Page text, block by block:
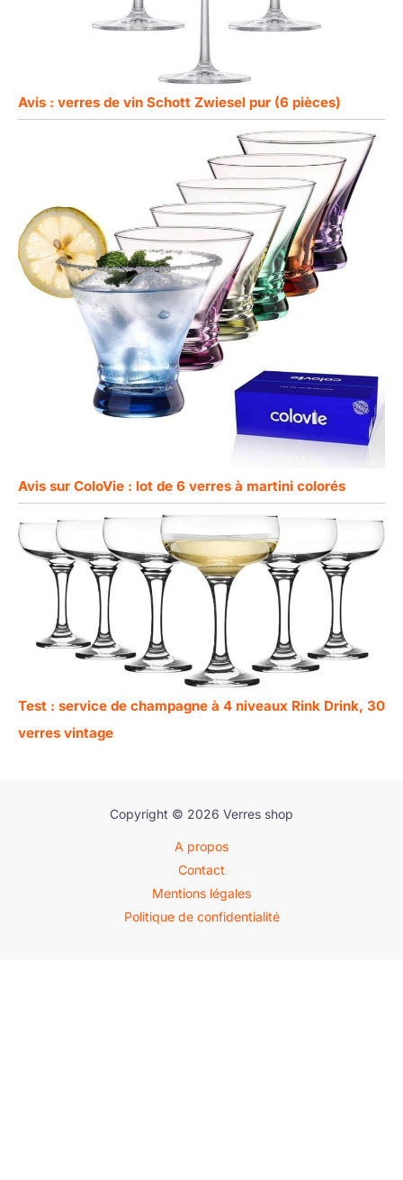
Avis : verres de vin Schott Zwiesel pur (6 pièces)
Avis sur ColoVie : lot de 6 verres à martini colorés
Test : service de champagne à 4 niveaux Rink Drink, 30
verres vintage
Copyright © 2026 Verres shop
A propos
Contact
Mentions légales
Politique de confidentialité